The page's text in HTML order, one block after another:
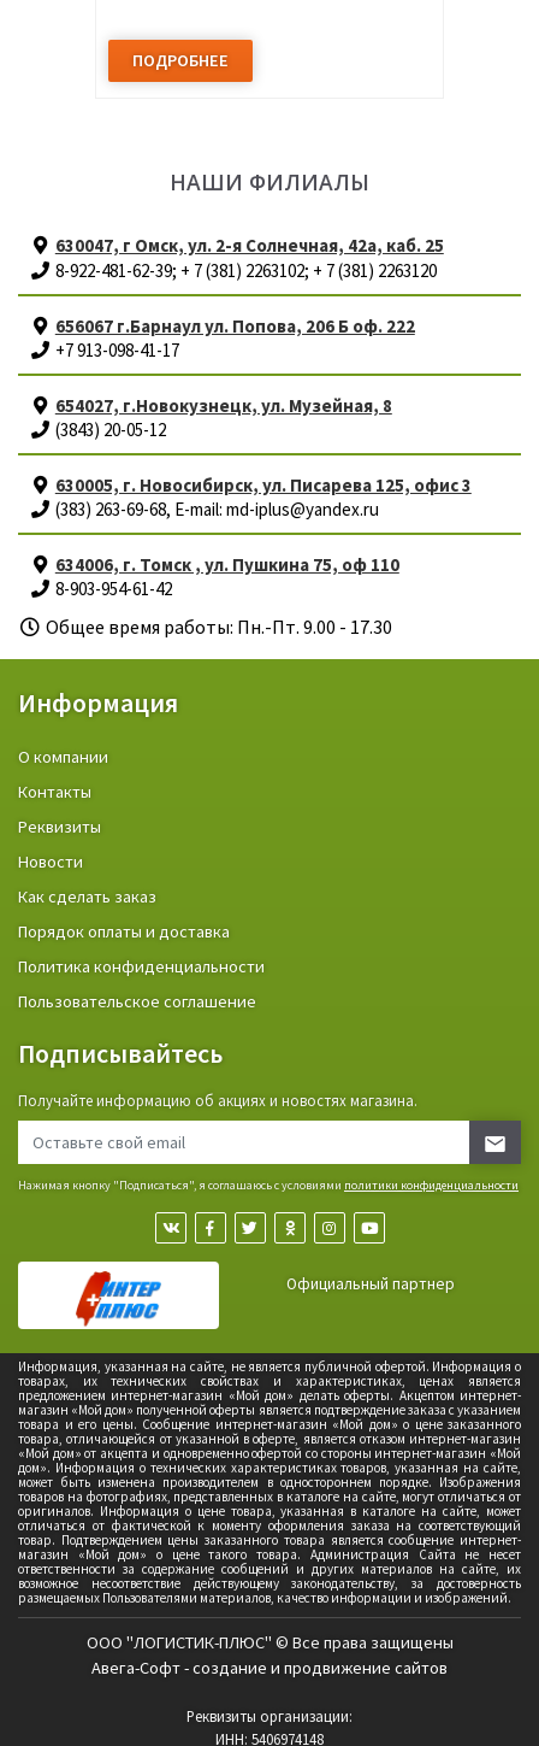
ПОДРОБНЕЕ
НАШИ ФИЛИАЛЫ
630047, г Омск, ул. 2-я Солнечная, 42а, каб. 25
8-922-481-62-39; + 7 (381) 2263102; + 7 (381) 2263120
656067 г.Барнаул ул. Попова, 206 Б оф. 222
+7 913-098-41-17
654027, г.Новокузнецк, ул. Музейная, 8
(3843) 20-05-12
630005, г. Новосибирск, ул. Писарева 125, офис 3
(383) 263-69-68, E-mail: md-iplus@yandex.ru
634006, г. Томск , ул. Пушкина 75, оф 110
8-903-954-61-42
Общее время работы: Пн.-Пт. 9.00 - 17.30
Информация
О компании
Контакты
Реквизиты
Новости
Как сделать заказ
Порядок оплаты и доставка
Политика конфиденциальности
Пользовательское соглашение
Подписывайтесь
Получайте информацию об акциях и новостях магазина.
Нажимая кнопку "Подписаться", я соглашаюсь с условиями политики конфиденциальности
Официальный партнер
Информация, указанная на сайте, не является публичной офертой. Информация о
товарах, их технических свойствах и характеристиках, ценах является
предложением интернет-магазин «Мой дом» делать оферты. Акцептом интернет-
магазин «Мой дом» полученной оферты является подтверждение заказа с указанием
товара и его цены. Сообщение интернет-магазин «Мой дом» о цене заказанного
товара, отличающейся от указанной в оферте, является отказом интернет-магазин
«Мой дом» от акцепта и одновременно офертой со стороны интернет-магазин «Мой
дом». Информация о технических характеристиках товаров, указанная на сайте,
может быть изменена производителем в одностороннем порядке. Изображения
товаров на фотографиях, представленных в каталоге на сайте, могут отличаться от
оригиналов. Информация о цене товара, указанная в каталоге на сайте, может
отличаться от фактической к моменту оформления заказа на соответствующий
товар. Подтверждением цены заказанного товара является сообщение интернет-
магазин «Мой дом» о цене такого товара. Администрация Сайта не несет
ответственности за содержание сообщений и других материалов на сайте, их
возможное несоответствие действующему законодательству, за достоверность
размещаемых Пользователями материалов, качество информации и изображений.
ООО "ЛОГИСТИК-ПЛЮС" © Все права защищены
Авега-Софт - создание и продвижение сайтов
Реквизиты организации:
ИНН: 5406974148